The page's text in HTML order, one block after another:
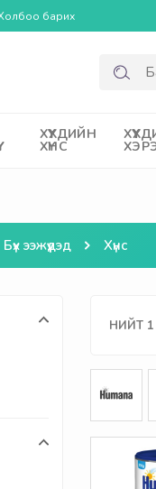
барих
ХҮҮХДИЙН
ХҮНС
Бүх ээжүүдэд Хүнс
НИЙТ 1